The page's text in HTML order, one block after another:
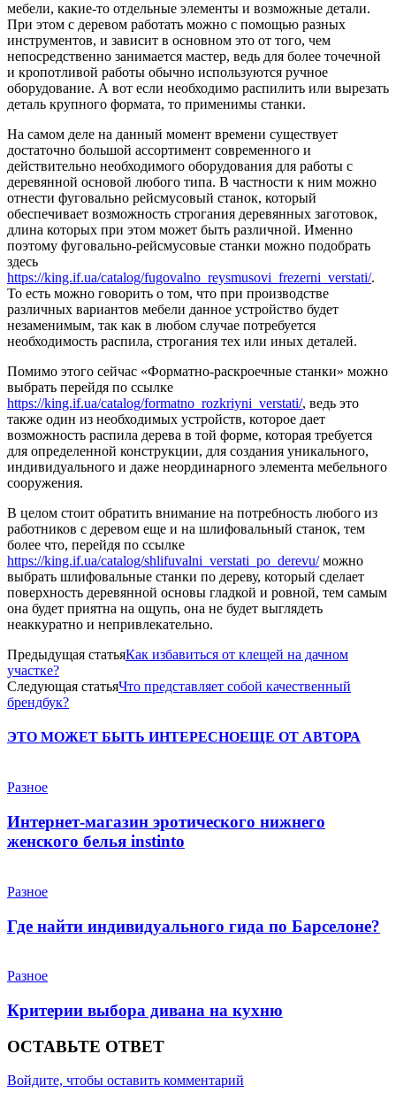
мебели, какие-то отдельные элементы и возможные детали.
При этом с деревом работать можно с помощью разных
инструментов, и зависит в основном это от того, чем
непосредственно занимается мастер, ведь для более точечной
и кропотливой работы обычно используются ручное
оборудование. А вот если необходимо распилить или вырезать
деталь крупного формата, то применимы станки.
На самом деле на данный момент времени существует
достаточно большой ассортимент современного и
действительно необходимого оборудования для работы с
деревянной основой любого типа. В частности к ним можно
отнести фуговально рейсмусовый станок, который
обеспечивает возможность строгания деревянных заготовок,
длина которых при этом может быть различной. Именно
поэтому фуговально-рейсмусовые станки можно подобрать
здесь
https://king.if.ua/catalog/fugovalno_reysmusovi_frezerni_verstati/.
То есть можно говорить о том, что при производстве
различных вариантов мебели данное устройство будет
незаменимым, так как в любом случае потребуется
необходимость распила, строгания тех или иных деталей.
Помимо этого сейчас «Форматно-раскроечные станки» можно
выбрать перейдя по ссылке
https://king.if.ua/catalog/formatno_rozkriyni_verstati/, ведь это
также один из необходимых устройств, которое дает
возможность распила дерева в той форме, которая требуется
для определенной конструкции, для создания уникального,
индивидуального и даже неординарного элемента мебельного
сооружения.
В целом стоит обратить внимание на потребность любого из
работников с деревом еще и на шлифовальный станок, тем
более что, перейдя по ссылке
https://king.if.ua/catalog/shlifuvalni_verstati_po_derevu/можно
выбрать шлифовальные станки по дереву, который сделает
поверхность деревянной основы гладкой и ровной, тем самым
она будет приятна на ощупь, она не будет выглядеть
неаккуратно и непривлекательно.
Предыдущая статьяКак избавиться от клещей на дачном
участке?
Следующая статьяЧто представляет собой качественный
брендбук?
ЭТО МОЖЕТ БЫТЬ ИНТЕРЕСНОЕЩЕ ОТ АВТОРА
Разное
Интернет-магазин эротического нижнего
женского белья instinto
Разное
Где найти индивидуального гида по Барселоне?
Разное
Критерии выбора дивана на кухню
ОСТАВЬТЕ ОТВЕТ
Войдите, чтобы оставить комментарий